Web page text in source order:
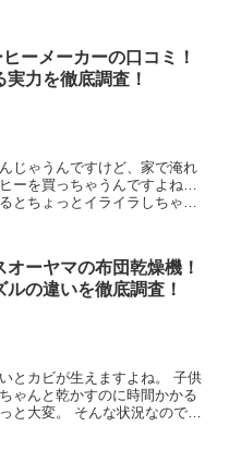
ーメーカーの口コミ！
実力を徹底調査！
じゃうんですけど、家で淹れ
ーを買っちゃうんですよね…
とちょっとイライラしちゃう
オーヤマの布団乾燥機！
ルの違いを徹底調査！
とカビが生えますよね。 子供
ゃんと乾かすのに時間かかる
と大変。 そんな状況なので、